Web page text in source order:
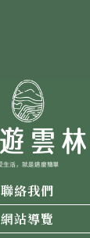
聯絡我們
網站導覽